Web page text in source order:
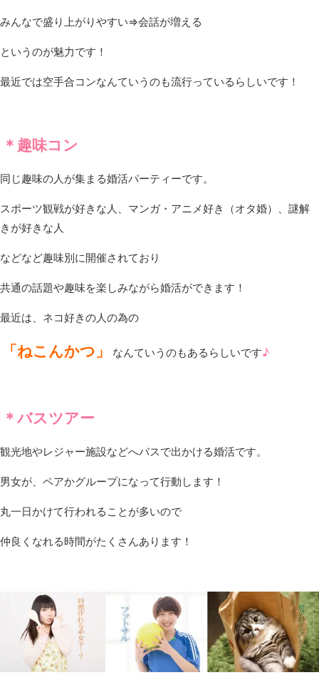
みんなで盛り上がりやすい⇒会話が増える
というのが魅力です！
最近では空手合コンなんていうのも流行っているらしいです！
＊趣味コン
同じ趣味の人が集まる婚活パーティーです。
スポーツ観戦が好きな人、マンガ・アニメ好き（オタ婚）、謎解
きが好きな人
などなど趣味別に開催されており
共通の話題や趣味を楽しみながら婚活ができます！
最近は、ネコ好きの人の為の
「ねこんかつ」 なんていうのもあるらしいです♪
＊バスツアー
観光地やレジャー施設などへバスで出かける婚活です。
男女が、ペアかグループになって行動します！
丸一日かけて行われることが多いので
仲良くなれる時間がたくさんあります！